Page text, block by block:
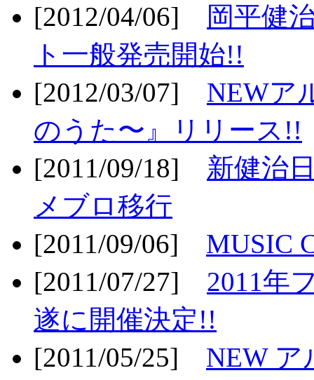
[2012/04/06]
岡平健
ト一般発売開始!!
[2012/03/07] NEWア
のうた〜』リリース!!
[2011/09/18] 新健治
メブロ移行
[2011/09/06] MUSIC
[2011/07/27] 2011年
遂に開催決定!!
[2011/05/25] NEW